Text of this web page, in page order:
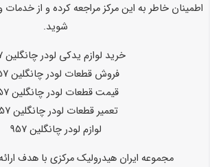
اطمینان خاطر به این مرکز مراجعه کرده و از
شوید.
خرید لوازم یدکی لودر چانگلین 957
فروش قطعات لودر چانگلین 957
قیمت قطعات لودر چانگلین 957
تعمیر قطعات لودر چانگلین 957
لوازم لودر چانگلین 957
مجموعه ایران هیدرولیک مرکزی با هدف